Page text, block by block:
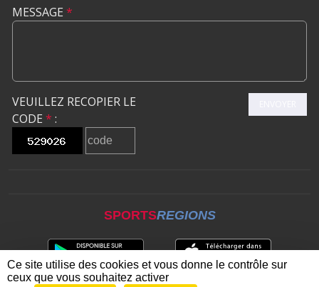
MESSAGE *
VEUILLEZ RECOPIER LE
CODE * :
SPORTSREGIONS
Ce site utilise des cookies et vous donne le contrôle sur
ceux que vous souhaitez activer